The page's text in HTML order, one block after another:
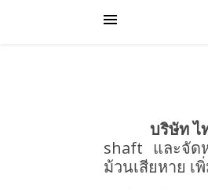
บริษัท ไ
shaft และจัด
ม้วนเสียหาย เ